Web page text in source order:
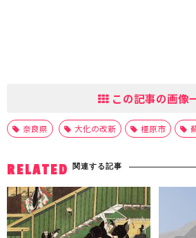
この記事の画像
奈良県 大化の改新 橿原市
RELATED 関連する記事